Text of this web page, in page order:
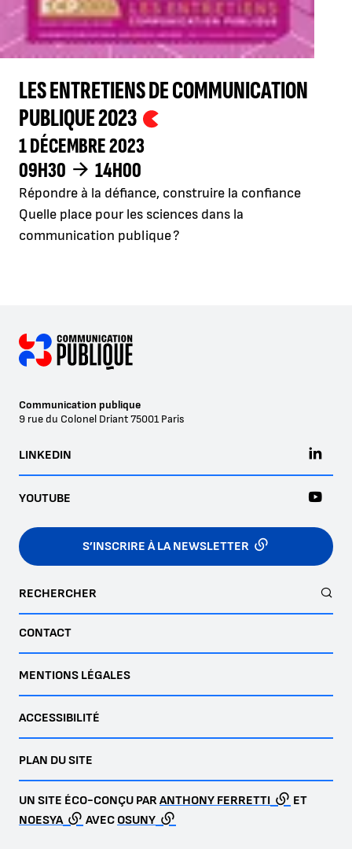
LES ENTRETIENS DE COMMUNICATION
PUBLIQUE 2023
1 DÉCEMBRE 2023
09H30
14H00
Répondre à la défiance, construire la confiance
Quelle place pour les sciences dans la
communication publique ?
Communication publique
9 rue du Colonel Driant75001 Paris
S’INSCRIRE À LA NEWSLETTER
LINKEDIN
YOUTUBE
RECHERCHER
CONTACT
MENTIONS LÉGALES
ACCESSIBILITÉ
PLAN DU SITE
UN SITE ÉCO-CONÇU PARANTHONY FERRETTI
ET
NOESYA
AVEC OSUNY